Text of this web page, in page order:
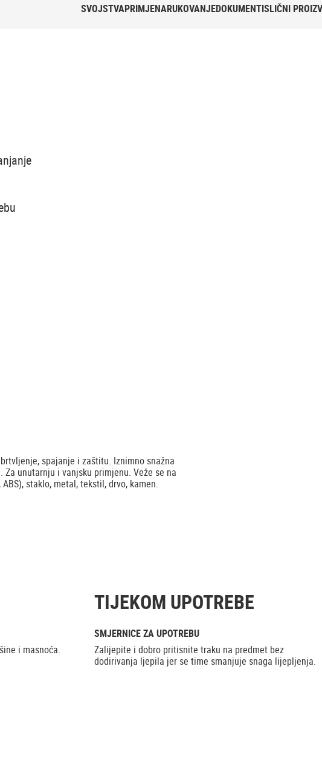
SVOJSTVAPRIMJENARUKOVANJEDOKUMENTISLIČNI
spajanje i zaštitu. Iznimno snažna
unutarnju i vanjsku primjenu. Veže se na
staklo, metal, tekstil, drvo, kamen.
i masnoća.
TIJEKOM UPOTREBE
SMJERNICE ZA UPOTREBU
Zalijepite i dobro pritisnite traku na predmet bez
dodirivanja ljepila jer se time smanjuje snaga lijepljenja.